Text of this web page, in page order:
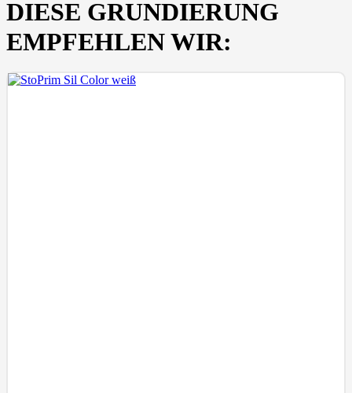
DIESE GRUNDIERUNG
EMPFEHLEN WIR: